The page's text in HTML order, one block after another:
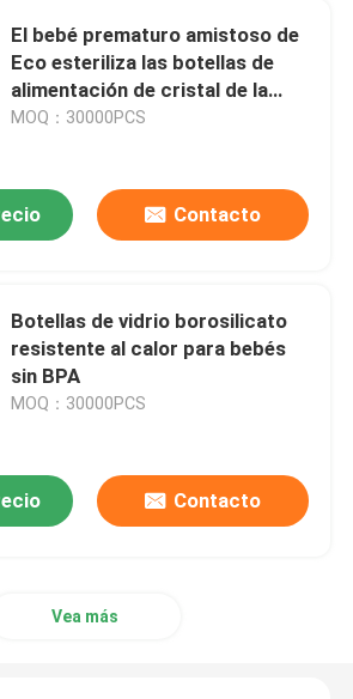
El bebé prematuro amistoso de
Eco esteriliza las botellas de
alimentación de cristal de la
comida BPA libres
MOQ：30000PCS
Contacto
Botellas de vidrio borosilicato
resistente al calor para bebés
sin BPA
MOQ：30000PCS
Contacto
Vea más